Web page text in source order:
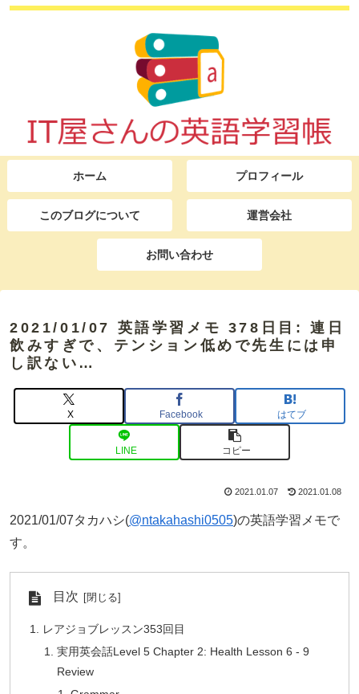
ホーム プロフィール
このブログについて 運営会社
お問い合わせ
2021/01/07 英語学習メモ 378日目: 連日
飲みすぎで、テンション低めで先生には申
し訳ない…
X Facebook はてブ
LINE コピー
2021.01.07 2021.01.08
2021/01/07タカハシ(@ntakahashi0505)の英語学習メモで
す。
目次
レアジョブレッスン353回目
実用英会話Level 5 Chapter 2: Health Lesson 6 - 9
Review